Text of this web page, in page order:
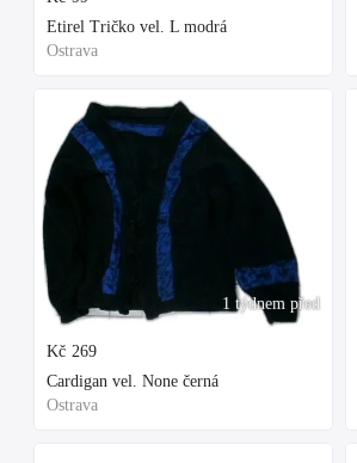
Etirel Tričko vel. L modrá
Ostrava
1 týdnem před
Kč 269
Cardigan vel. None černá
Ostrava